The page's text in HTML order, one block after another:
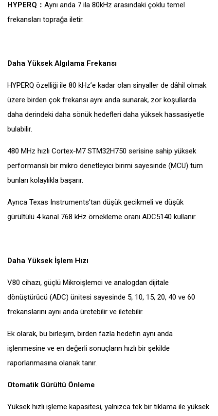
HYPERQ ： Aynı anda 7 ila 80kHz arasındaki çoklu temel
frekansları toprağa iletir.
Daha Yüksek Algılama Frekansı
HYPERQ özelliği ile 80 kHz’e kadar olan sinyaller de dâhil olmak
üzere birden çok frekansı aynı anda sunarak, zor koşullarda
daha derindeki daha sönük hedefleri daha yüksek hassasiyetle
bulabilir.
480 MHz hızlı Cortex-M7 STM32H750 serisine sahip yüksek
performanslı bir mikro denetleyici birimi sayesinde (MCU) tüm
bunları kolaylıkla başarır.
Ayrıca Texas Instruments’tan düşük gecikmeli ve düşük
gürültülü 4 kanal 768 kHz örnekleme oranı ADC5140 kullanır.
Daha Yüksek İşlem Hızı
V80 cihazı, güçlü Mikroişlemci ve analogdan dijitale
dönüştürücü (ADC) ünitesi sayesinde 5, 10, 15, 20, 40 ve 60
frekanslarını aynı anda üretebilir ve iletebilir.
Ek olarak, bu birleşim, birden fazla hedefin aynı anda
işlenmesine ve en değerli sonuçların hızlı bir şekilde
raporlanmasına olanak tanır.
Otomatik Gürültü Önleme
Yüksek hızlı işleme kapasitesi, yalnızca tek bir tıklama ile yüksek